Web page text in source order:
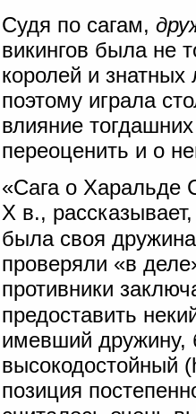
Судя по сагам,
викингов была не
королей и
поэтому играла
влияние
переоценить и о
«Сага о Харальде
X в.,
была своя
проверяли «в
противники
предоставить
имевший
высокодостойный
позиция